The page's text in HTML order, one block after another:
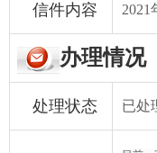
信件内容 2021
办理情况
处理状态 已处